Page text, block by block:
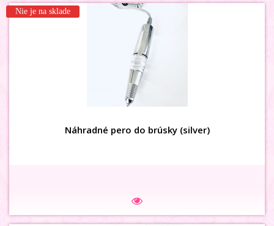
3D MAŠLIČKY holog ružové
Nie je na sklade
Náhradné pero do brúsky (silver)